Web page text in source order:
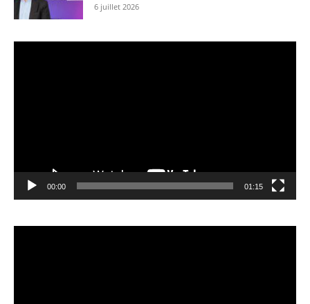
6 juillet 2026
00:00 01:15